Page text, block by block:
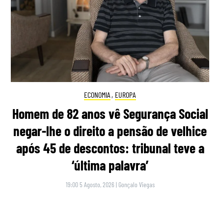
ECONOMIA , EUROPA
Homem de 82 anos vê Segurança Social
negar-lhe o direito a pensão de velhice
após 45 de descontos: tribunal teve a
‘última palavra’
19:00 5 Agosto, 2026 | Gonçalo Viegas